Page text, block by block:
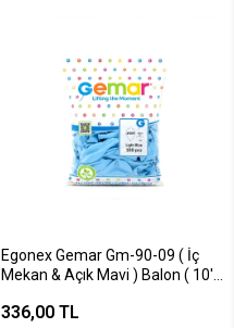
Egonex Gemar Gm-90-09 ( İç
Mekan & Açık Mavi ) Balon ( 10''
336,00 TL